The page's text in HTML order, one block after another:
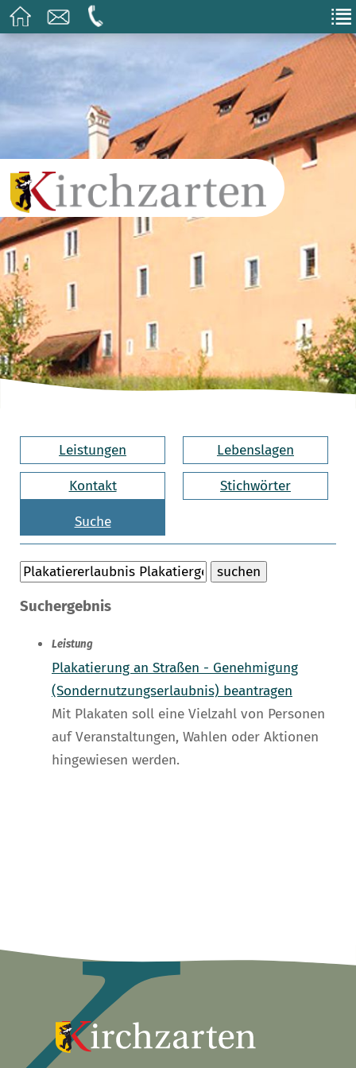
Leistungen Lebenslagen
Kontakt Stichwörter
Suche
Suchergebnis
Leistung
Plakatierung an Straßen - Genehmigung
(Sondernutzungserlaubnis) beantragen
Mit Plakaten soll eine Vielzahl von Personen
auf Veranstaltungen, Wahlen oder Aktionen
hingewiesen werden.